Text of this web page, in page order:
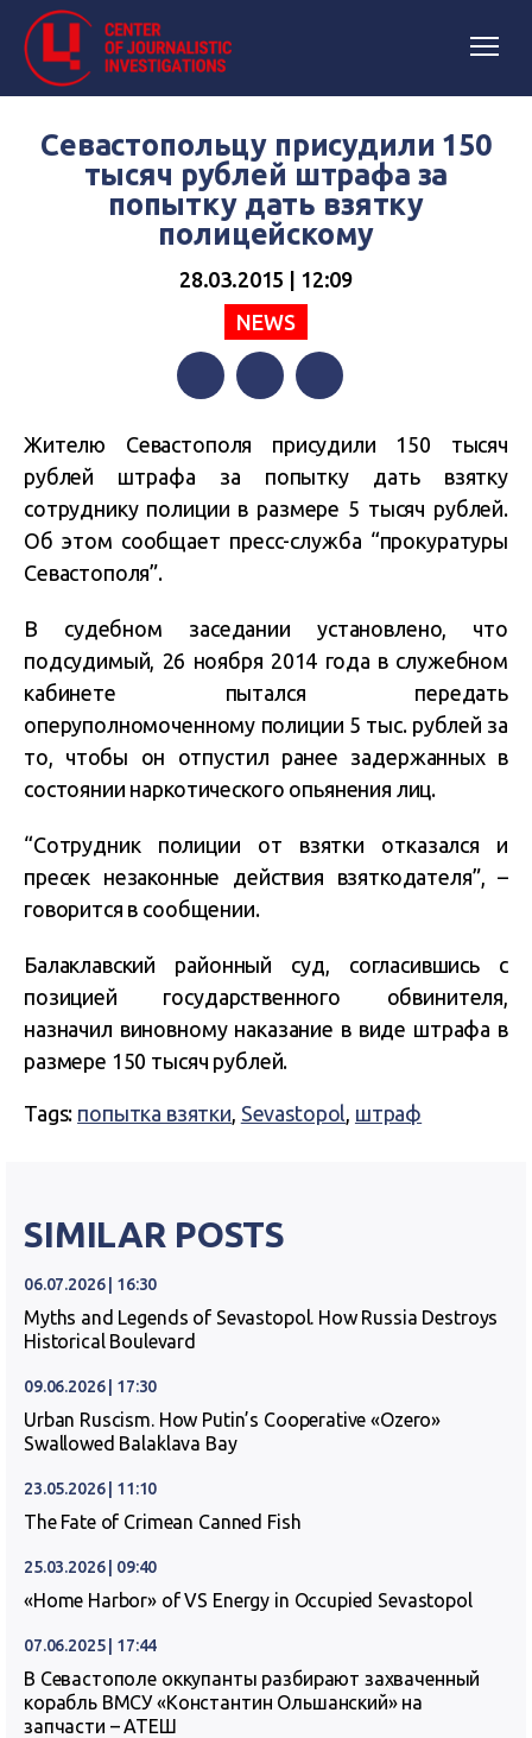
Севастопольцу присудили 150
тысяч рублей штрафа за
попытку дать взятку
полицейскому
28.03.2015 | 12:09
NEWS
Жителю Севастополя присудили 150 тысяч
рублей штрафа за попытку дать взятку
сотруднику полиции в размере 5 тысяч рублей.
Об этом сообщает пресс-служба “прокуратуры
Севастополя”.
В судебном заседании установлено, что
подсудимый, 26 ноября 2014 года в служебном
кабинете пытался передать
оперуполномоченному полиции 5 тыс. рублей за
то, чтобы он отпустил ранее задержанных в
состоянии наркотического опьянения лиц.
“Сотрудник полиции от взятки отказался и
пресек незаконные действия взяткодателя”, –
говорится в сообщении.
Балаклавский районный суд, согласившись с
позицией государственного обвинителя,
назначил виновному наказание в виде штрафа в
размере 150 тысяч рублей.
Tags: попытка взятки, Sevastopol, штраф
SIMILAR POSTS
06.07.2026 | 16:30
Myths and Legends of Sevastopol. How Russia Destroys
Historical Boulevard
09.06.2026 | 17:30
Urban Ruscism. How Putin’s Cooperative «Ozero»
Swallowed Balaklava Bay
23.05.2026 | 11:10
The Fate of Crimean Canned Fish
25.03.2026 | 09:40
«Home Harbor» of VS Energy in Occupied Sevastopol
07.06.2025 | 17:44
В Севастополе оккупанты разбирают захваченный
корабль ВМСУ «Константин Ольшанский» на
запчасти – АТЕШ